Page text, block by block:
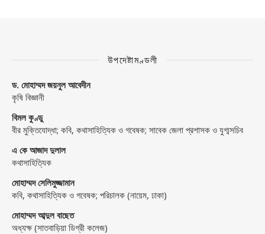
উপদেষ্টামণ্ডলী
ড. মোহাম্মদ জয়নুল আবেদীন
কৃষি বিজ্ঞানী
বিমল কুণ্ডু
বীর মুক্তিযোদ্ধা; কবি, কথাসাহিত্যিক ও গবেষক; সাবেক জেলা প্রশাসক ও যুগ্মসচিব
এ কে আজাদ দুলাল
কথাসাহিত্যিক
মোহাম্মদ সেলিমুজ্জামান
কবি, কথাসাহিত্যিক ও গবেষক; পরিচালক (নায়েম, ঢাকা)
মোহাম্মদ আব্দুল বাছেত
অধ্যক্ষ (সাতবাড়িয়া ডিগ্রী কলেজ)